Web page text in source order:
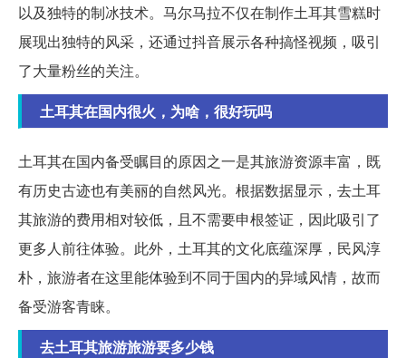
以及独特的制冰技术。马尔马拉不仅在制作土耳其雪糕时
展现出独特的风采，还通过抖音展示各种搞怪视频，吸引
了大量粉丝的关注。
土耳其在国内很火，为啥，很好玩吗
土耳其在国内备受瞩目的原因之一是其旅游资源丰富，既
有历史古迹也有美丽的自然风光。根据数据显示，去土耳
其旅游的费用相对较低，且不需要申根签证，因此吸引了
更多人前往体验。此外，土耳其的文化底蕴深厚，民风淳
朴，旅游者在这里能体验到不同于国内的异域风情，故而
备受游客青睐。
去土耳其旅游旅游要多少钱